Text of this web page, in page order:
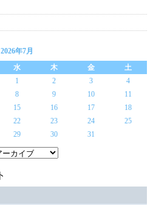
2026年7月
水 木 金
土
1
2 3
4
8 9 10
11
15 16 17
18
22 23 24
25
29 30 31